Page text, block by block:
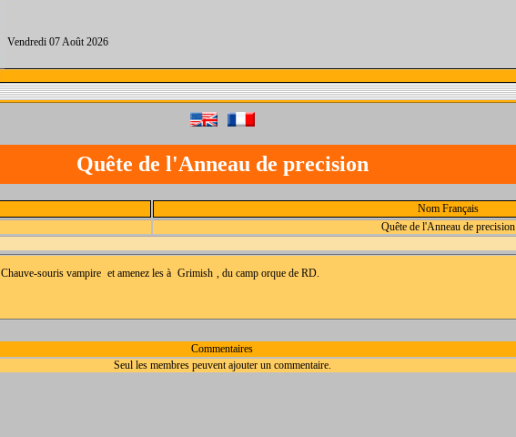
Vendredi 07 Août 2026
Quête de l'Anneau de precision
Nom Français
Quête de l'Anneau de precision
Chauve-souris vampire et amenez les à Grimish , du camp orque de RD.
Commentaires
Seul les membres peuvent ajouter un commentaire.